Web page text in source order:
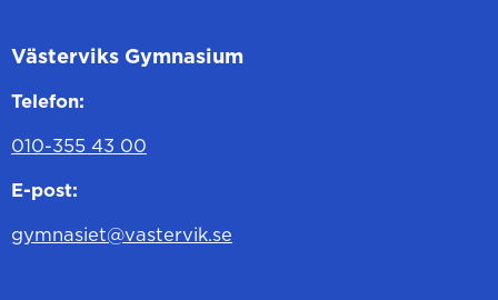
Västerviks Gymnasium
Telefon:
010-355 43 00
E-post:
gymnasiet@vastervik.se